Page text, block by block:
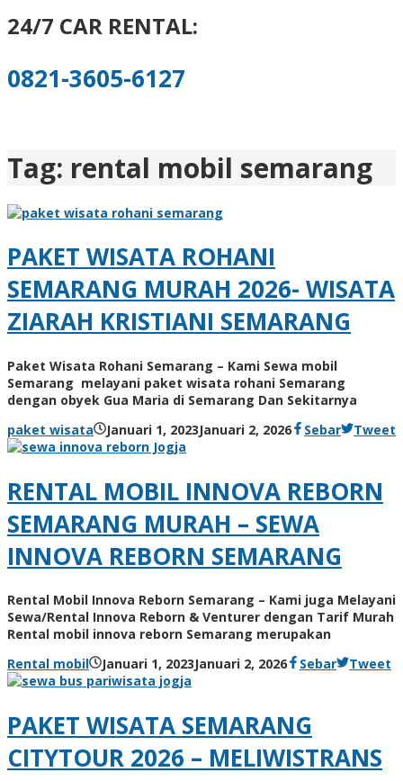
24/7 CAR RENTAL:
0821-3605-6127
Tag: rental mobil semarang
PAKET WISATA ROHANI
SEMARANG MURAH 2026- WISATA
ZIARAH KRISTIANI SEMARANG
Paket Wisata Rohani Semarang – Kami Sewa mobil
Semarang melayani paket wisata rohani Semarang
dengan obyek Gua Maria di Semarang Dan Sekitarnya
paket wisata
Januari 1, 2023Januari 2, 2026 Sebar Tweet
RENTAL MOBIL INNOVA REBORN
SEMARANG MURAH – SEWA
INNOVA REBORN SEMARANG
Rental Mobil Innova Reborn Semarang – Kami juga Melayani
Sewa/Rental Innova Reborn & Venturer dengan Tarif Murah
Rental mobil innova reborn Semarang merupakan
Rental mobil
Januari 1, 2023Januari 2, 2026 Sebar Tweet
PAKET WISATA SEMARANG
CITYTOUR 2026 – MELIWISTRANS